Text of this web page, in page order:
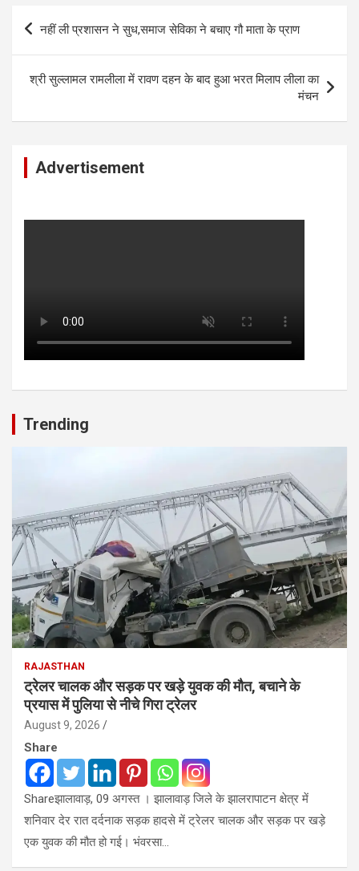
Post
navigation
नहीं ली प्रशासन ने सुध,समाज सेविका ने बचाए गौ माता के प्राण
श्री सुल्लामल रामलीला में रावण दहन के बाद हुआ भरत मिलाप लीला का
मंचन
Advertisement
Trending
RAJASTHAN
ट्रेलर चालक और सड़क पर खड़े युवक की मौत, बचाने के
प्रयास में पुलिया से नीचे गिरा ट्रेलर
August 9, 2026
Share
Shareझालावाड़, 09 अगस्त । झालावाड़ जिले के झालरापाटन क्षेत्र में
शनिवार देर रात दर्दनाक सड़क हादसे में ट्रेलर चालक और सड़क पर खड़े
एक युवक की मौत हो गई। भंवरसा…